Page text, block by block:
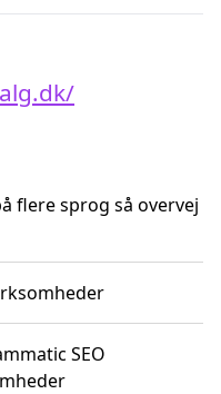
flere sprog så overvej
SEO